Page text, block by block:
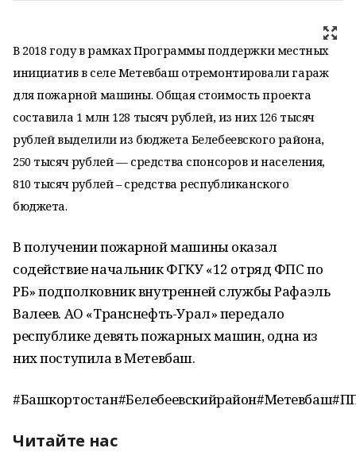
В 2018 году в рамках Программы поддержки местных
инициатив в селе Метевбаш отремонтировали гараж
для пожарной машины. Общая стоимость проекта
составила 1 млн 128 тысяч рублей, из них 126 тысяч
рублей выделили из бюджета Белебеевского района,
250 тысяч рублей — средства спонсоров и населения,
810 тысяч рублей – средства республиканского
бюджета.
В получении пожарной машины оказал
содействие начальник ФГКУ «12 отряд ФПС по
РБ» подполковник внутренней службы Рафаэль
Валеев. АО «Транснефть-Урал» передало
республике девять пожарных машин, одна из
них поступила в Метевбаш.
Читайте нас